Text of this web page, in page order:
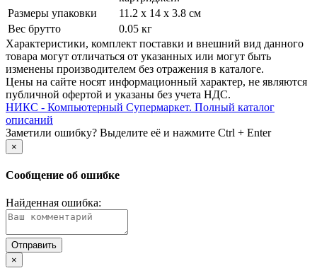
Размеры упаковки
11.2 x 14 x 3.8 см
Вес брутто
0.05 кг
Xарактеристики, комплект поставки и внешний вид данного
товара могут отличаться от указанных или могут быть
изменены производителем без отражения в каталоге.
Цены на сайте носят информационный характер, не являются
публичной офертой и указаны без учета НДС.
НИКС - Компьютерный Cупермаркет. Полный каталог
описаний
Заметили ошибку? Выделите её и нажмите Ctrl + Enter
×
Сообщение об ошибке
Найденная ошибка:
×